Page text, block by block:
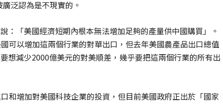
泛認為是不現實的。
：「美國經濟短期內根本無法增加足夠的產量供中國購買」。
可以增加這兩個行業的對華出口，但去年美國農產品出口總值
想減少2000億美元的對美順差，幾乎要把這兩個行業的所有出
和增加對美國科技企業的投資，但目前美國政府正出於「國家